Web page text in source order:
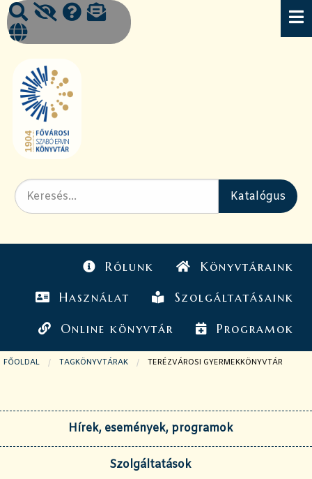
Rólunk Könyvtáraink
Használat Szolgáltatásaink
Online könyvtár Programok
FŐOLDAL TAGKÖNYVTÁRAK JELENLEGI OLDAL:
TERÉZVÁROSI GYERMEKKÖNYVTÁR
Hírek, események, programok
Szolgáltatások